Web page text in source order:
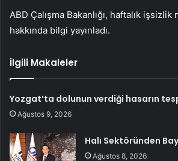
ABD Çalışma Bakanlığı, haftalık işsizlik
hakkında bilgi yayınladı.
İlgili Makaleler
Yozgat’ta dolunun verdiği hasarın
Ağustos 9, 2026
Halı Sektöründen
Ağustos 8, 2026